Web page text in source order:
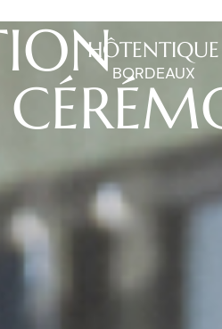
HÔTENTIQUE
BORDEAUX